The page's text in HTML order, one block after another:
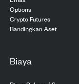
Options
Crypto Futures
Bandingkan Aset
Biaya